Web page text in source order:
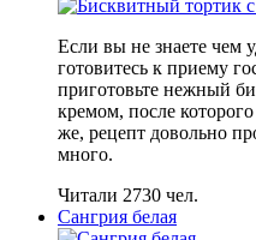
Если вы не знаете чем
готовитесь к приему
приготовьте нежный
кремом, после
же, рецепт довольно
много.
Читали 2730 чел.
Сангрия белая